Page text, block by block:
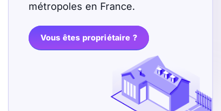
disponibles
chambres
disponibles
métropoles en France.
Vous êtes propriétaire ?